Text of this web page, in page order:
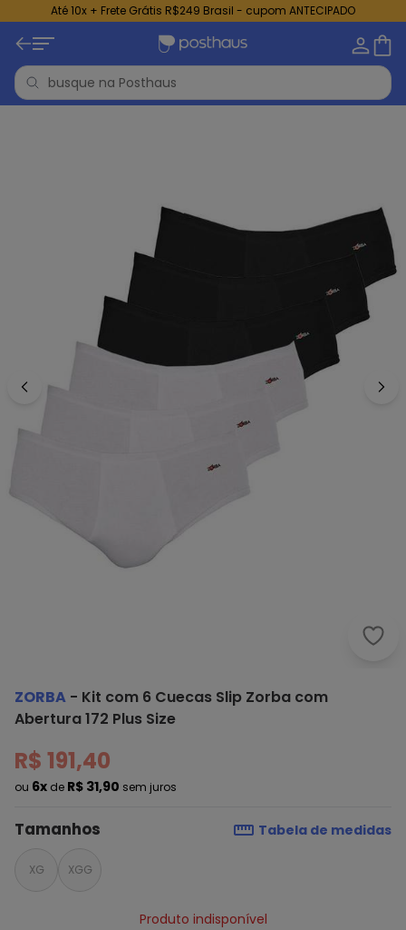
Até 10x + Frete Grátis R$249 Brasil - cupom ANTECIPADO
ZORBA - Kit com 6 Cuecas Slip Zorba com
Abertura 172 Plus Size
R$ 191,40
ou 6x de R$ 31,90 sem juros
Tamanhos Tabela de medidas
XG XGG
Produto indisponível